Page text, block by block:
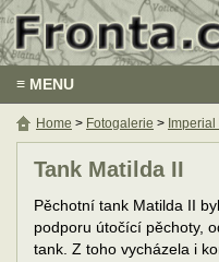
≡ MENU
Tank Matilda II
Pěchotní tank Matilda II
podporu útočící pěchoty,
tank. Z toho vycházela i
Home > Fotogalerie >